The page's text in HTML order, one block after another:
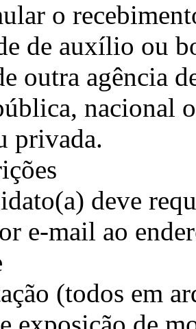
o
de auxílio ou
outra agência
nacional
privada.
deve
e-mail ao
(todos em